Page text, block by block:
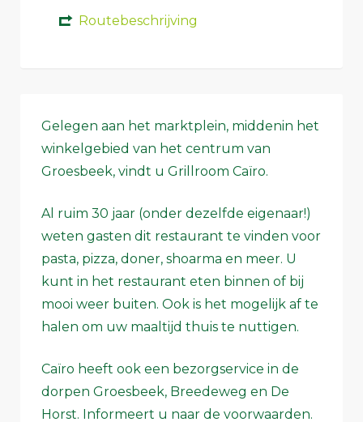
Routebeschrijving
Gelegen aan het marktplein, middenin het
winkelgebied van het centrum van
Groesbeek, vindt u Grillroom Caïro.
Al ruim 30 jaar (onder dezelfde eigenaar!)
weten gasten dit restaurant te vinden voor
pasta, pizza, doner, shoarma en meer. U
kunt in het restaurant eten binnen of bij
mooi weer buiten. Ook is het mogelijk af te
halen om uw maaltijd thuis te nuttigen.
Caïro heeft ook een bezorgservice in de
dorpen Groesbeek, Breedeweg en De
Horst. Informeert u naar de voorwaarden.